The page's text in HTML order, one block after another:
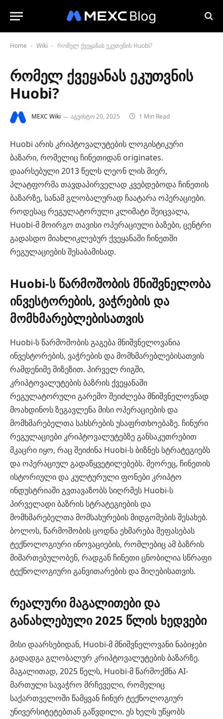
Home - Wiki - რომელ ქვეყანას ეკუთვნის Huobi?
რომელ ქვეყანას ეკუთვნის
Huobi?
MEXC Wiki აგვისტო 20, 2025 1 Min Read
Huobi არის კრიპტოვალუტების ლოგისტიკური
ბაზარი, რომელიც ჩინეთიდან originates.
დაარსებული 2013 წელს ლეონ ლის მიერ,
პლატფორმა თავდაპირველად კვებდებოდა ჩინეთის
ბაზარზე, სანამ გლობალურად ჩაატარა ოპერაციები.
როდესაც რეგულატორული კლიმატი შეიცვალა,
Huobi-მ მოირგო თავისი ოპერაციული ბაზები, ცენტრი
გადასდო მიახლიკლებურ ქვეყანაში ჩინეთში
რეგულაციების შესაბამისად.
Huobi-ს წარმოშობის მნიშვნელობა
ინვესტორების, ვაჭრების და
მომხმარებლებისათვის
Huobi-ს წარმოშობის გაგება მნიშვნელოვანია
ინვესტორების, ვაჭრების და მომხმარებლებისათვის
რამდენიმე მიზეზით. პირველ რიგში,
კრიპტოვალუტების ბაზრის ქვეყანაში
რეგულატორული გარემო შეიძლება მნიშვნელოვნად
მოახდინოს ზეგავლენა მისი ოპერაციების და
მომხმარებელთა სახსრების უსაფრთხოებაზე. ჩინური
რეგულაციები კრიპტოვალუტებზე განსაკუთრებით
მკაცრი იყო, რაც შეიძინა Huobi-ს ბიზნეს სტრატეგიებს
და ოპერაციულ გადაწყვეტილებებს. მეორეც, ჩინეთის
ისტორიული და კულტურული ფონები კრიპტო
ინდუსტრიაში გვთავაზობს სიღრმეს Huobi-ს
პირველადი ბაზრის სტრატეგიების და
მომხმარებელთა მომსახურების მიდგომების შესახებ.
ბოლოს, წარმოშობის ცოდნა ეხმარება შეფასებას
ტექნოლოგიური ინოვაციების, რომლებიც ამ ბაზრის
მიმართებულობენ, რადგან ჩინეთი ცნობილია სწრაფი
ტექნოლოგიური განვითარების და მიღებისათვის.
რეალური მაგალითები და
განახლებული 2025 წლის ხედვები
მისი დაარსებიდან, Huobi-მ მნიშვნელოვანი ნაბიჯები
გადადგა გლობალურ კრიპტოვალუტების ბაზარზე.
მაგალითად, 2025 წელს, Huobi-მ წარმოქმნა AI-
მართული სავაჭრო მრჩეველი, რომელიც
საქართველოში წამყვან ჩინურ ტექნოლოგიურ
უნივერსიტეტებთან გაწვდილი. ეს ხელს უწყობს